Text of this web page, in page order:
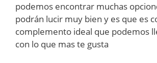
podemos encontrar muchas
podrán lucir muy bien y es que es
complemento ideal que podemos
con lo que mas te gusta